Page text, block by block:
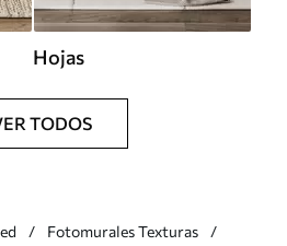
Hojas
TODOS
Fotomurales Texturas